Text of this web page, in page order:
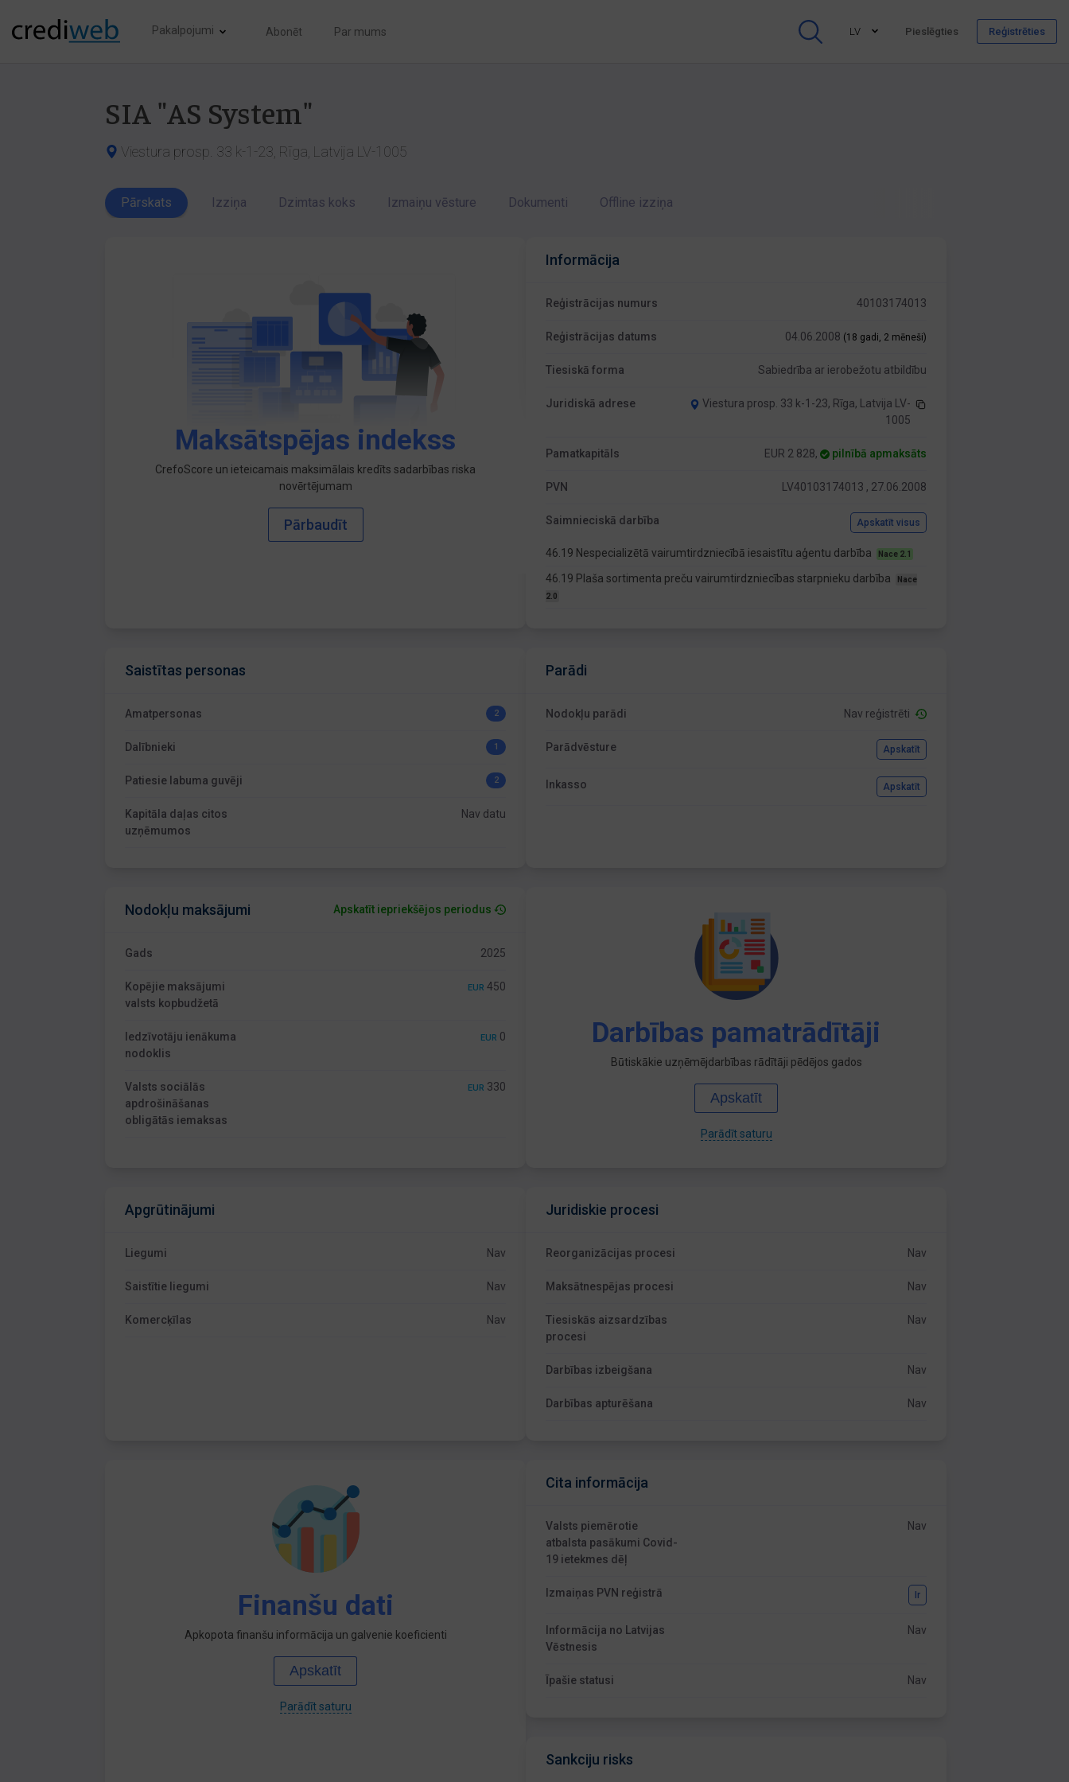
Pakalpojumi Abonēt Par mums LV Pieslēgties Reģistrēties
SIA "AS System"
Viestura prosp. 33 k-1-23, Rīga, Latvija LV-1005
Pārskats Izziņa Dzimtas koks Izmaiņu vēsture Dokumenti Offline izziņa
Maksātspējas indekss
CrefoScore un ieteicamais maksimālais kredīts sadarbības riska
novērtējumam
Pārbaudīt
Informācija
Reģistrācijas numurs 40103174013
Reģistrācijas datums 04.06.2008 (18 gadi, 2 mēneši)
Tiesiskā forma Sabiedrība ar ierobežotu atbildību
Juridiskā adrese
Viestura prosp. 33 k-1-23, Rīga, Latvija LV-
1005
Pamatkapitāls EUR 2 828, pilnībā apmaksāts
PVN LV40103174013 , 27.06.2008
Saimnieciskā darbība Apskatīt visus
46.19 Nespecializētā vairumtirdzniecībā iesaistītu aģentu darbība Nace 2.1
46.19 Plaša sortimenta preču vairumtirdzniecības starpnieku darbība
Nace
2.0
Saistītas personas
Amatpersonas 2
Dalībnieki 1
Patiesie labuma guvēji 2
Kapitāla daļas citos
uzņēmumos
Nav datu
Parādi
Nodokļu parādi Nav reģistrēti
Parādvēsture Apskatīt
Inkasso Apskatīt
Nodokļu maksājumi Apskatīt iepriekšējos periodus
Gads 2025
Kopējie maksājumi
valsts kopbudžetā
EUR 450
Iedzīvotāju ienākuma
nodoklis
EUR 0
Valsts sociālās
apdrošināšanas
obligātās iemaksas
EUR 330
Darbības pamatrādītāji
Būtiskākie uzņēmējdarbības rādītāji pēdējos gados
Apskatīt
Parādīt saturu
Apgrūtinājumi
Liegumi Nav
Saistītie liegumi Nav
Komercķīlas Nav
Juridiskie procesi
Reorganizācijas procesi Nav
Maksātnespējas procesi Nav
Tiesiskās aizsardzības
procesi
Nav
Darbības izbeigšana Nav
Darbības apturēšana Nav
Finanšu dati
Apkopota finanšu informācija un galvenie koeficienti
Apskatīt
Parādīt saturu
Cita informācija
Valsts piemērotie
atbalsta pasākumi Covid-
19 ietekmes dēļ
Nav
Izmaiņas PVN reģistrā Ir
Informācija no Latvijas
Vēstnesis
Nav
Īpašie statusi Nav
Sankciju risks